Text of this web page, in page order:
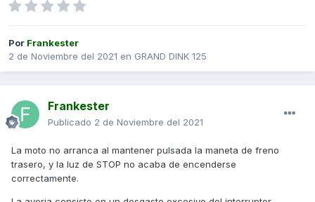
Por Frankester
2 de Noviembre del 2021 en GRAND DINK 125
Frankester
Publicado 2 de Noviembre del 2021
La moto no arranca al mantener pulsada la maneta de freno
trasero, y la luz de STOP no acaba de encenderse
correctamente.